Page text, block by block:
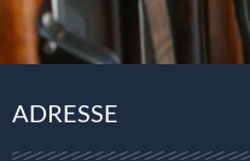
ADRESSE